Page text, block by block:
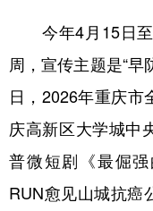
今年4月15日至
周，宣传主题是“
日，2026年重庆市
庆高新区大学城中
普微短剧《最倔
RUN愈见山城抗癌